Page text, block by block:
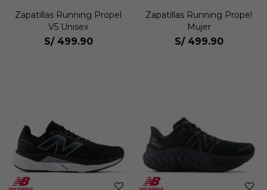
Zapatillas Running Propel
V5 Unisex
S/ 499.90
Zapatillas Running Propel
Mujer
S/ 499.90